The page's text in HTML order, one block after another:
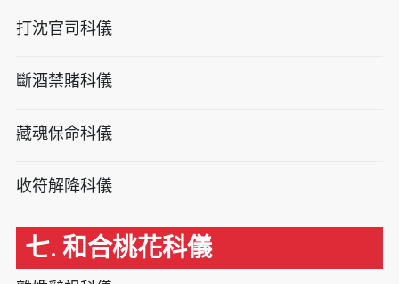
打沈官司科儀
斷酒禁賭科儀
藏魂保命科儀
收符解降科儀
七. 和合桃花科儀